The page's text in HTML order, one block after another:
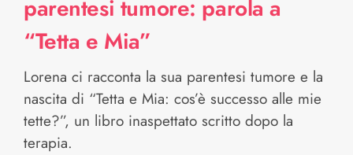
parentesi tumore: parola a
“Tetta e Mia”
Lorena ci racconta la sua parentesi tumore e la
nascita di “Tetta e Mia: cos’è successo alle mie
tette?”, un libro inaspettato scritto dopo la
terapia.